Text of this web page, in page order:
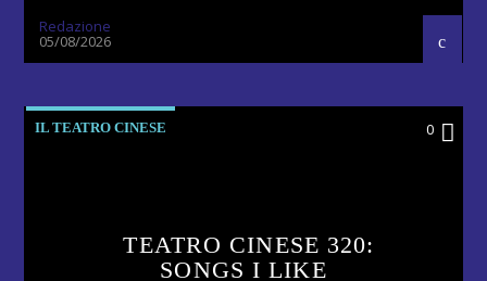
Redazione
05/08/2026
IL TEATRO CINESE 0
TEATRO CINESE 320:
SONGS I LIKE